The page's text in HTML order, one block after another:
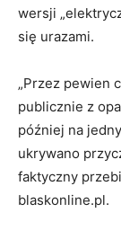
wersji
się urazami.
„Przez pewien
publicznie z
później na
ukrywano
faktyczny
blaskonline.pl.